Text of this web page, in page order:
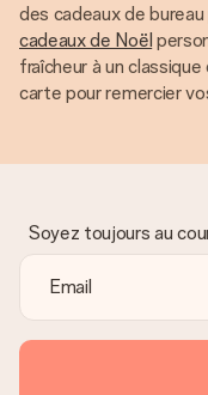
des cadeaux de
cadeaux de Noël
fraîcheur à un
carte pour remercier
Soyez toujours au